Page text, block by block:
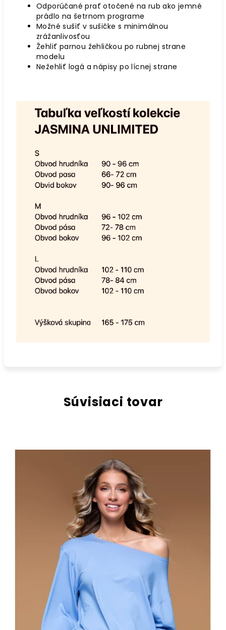
Odporúčané prať otočené na rub ako jemné
prádlo na šetrnom programe
Možné sušiť v sušičke s minimálnou
zrážanlivosťou
Žehliť parnou žehličkou po rubnej strane
modelu
Nežehliť logá a nápisy po lícnej strane
Súvisiaci tovar